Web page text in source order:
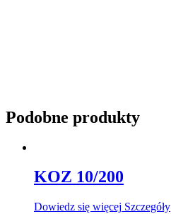
Podobne produkty
KOZ 10/200
Dowiedz się więcej Szczegóły